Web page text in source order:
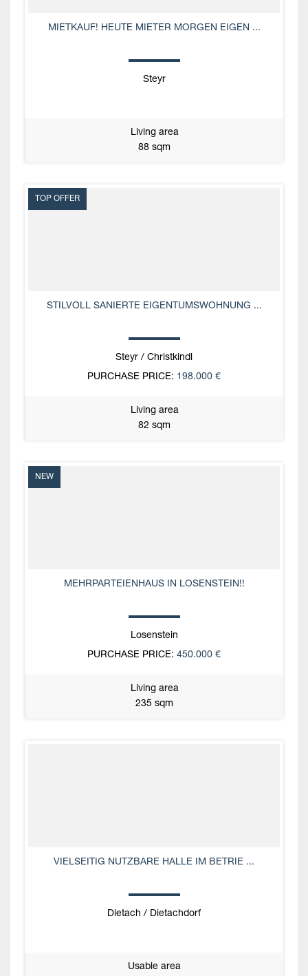
MIETKAUF! HEUTE MIETER MORGEN EIGEN ...
Steyr
Living area
88 sqm
TOP OFFER
STILVOLL SANIERTE EIGENTUMSWOHNUNG ...
Steyr / Christkindl
PURCHASE PRICE: 198.000 €
Living area
82 sqm
NEW
MEHRPARTEIENHAUS IN LOSENSTEIN!!
Losenstein
PURCHASE PRICE: 450.000 €
Living area
235 sqm
VIELSEITIG NUTZBARE HALLE IM BETRIE ...
Dietach / Dietachdorf
Usable area